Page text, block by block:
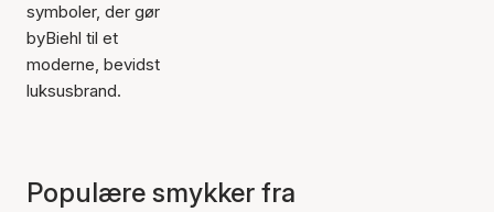
symboler, der gør
byBiehl til et
moderne, bevidst
luksusbrand.
Populære smykker fra